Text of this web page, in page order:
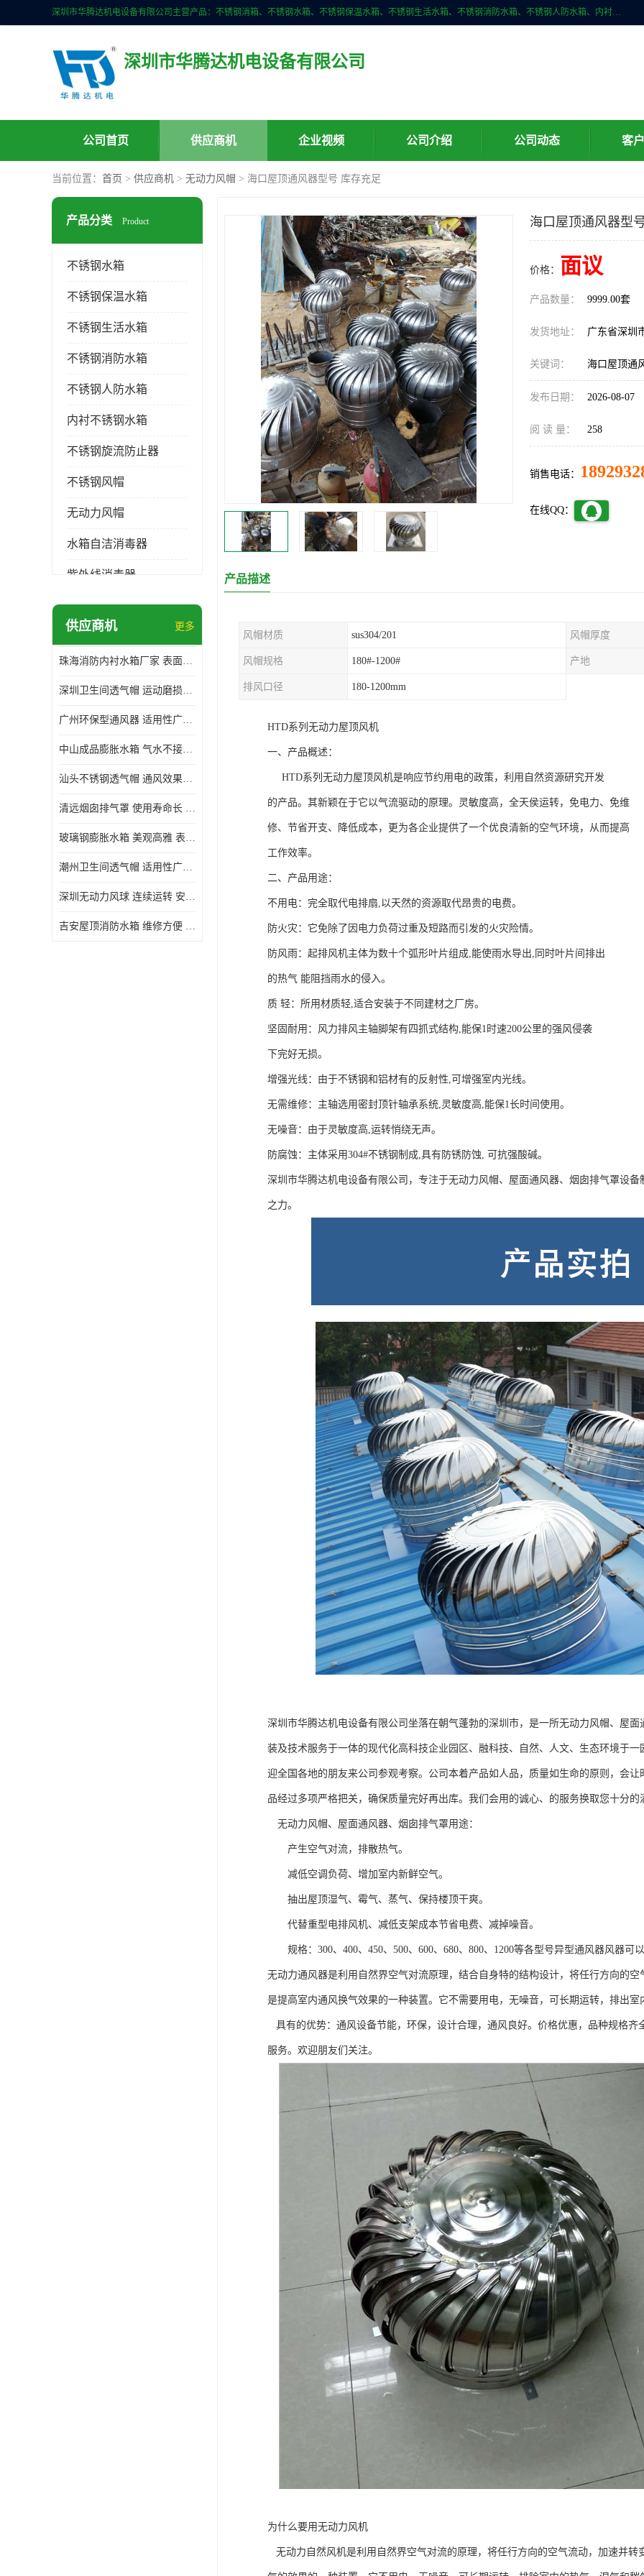
深圳市华腾达机电设备有限公司主营产品：不锈钢消箱、不锈钢水箱、不锈钢保温水箱、不锈钢生活水箱、不锈钢消防水箱、不锈钢人防水箱、内衬不锈钢水箱、膨胀水箱、不锈钢风帽、无动力风帽、水箱自洁消毒器、紫外线消毒器、不锈钢旋流防止器、组合式不锈钢水箱等。
深圳市华腾达机电设备有限公司
公司首页 供应商机 企业视频 公司介绍 公司动态 客
当前位置： 首页 > 供应商机 > 无动力风帽 > 海口屋顶通风器型号 库存充足
产品分类 Product
不锈钢水箱
不锈钢保温水箱
不锈钢生活水箱
不锈钢消防水箱
不锈钢人防水箱
内衬不锈钢水箱
不锈钢旋流防止器
不锈钢风帽
无动力风帽
水箱自洁消毒器
紫外线消毒器
膨胀水箱
生活水箱
镀锌钢板水箱
供应商机 更多
珠海消防内衬水箱厂家 表面光滑 施工设计合理
深圳卫生间透气帽 运动磨损小 重量轻 无噪音
广州环保型通风器 适用性广泛 灰尘不易附着
中山成品膨胀水箱 气水不接触 一次充气可保持长久使用
汕头不锈钢透气帽 通风效果好 无噪音 无火花
清远烟囱排气罩 使用寿命长 安装简便迅捷
玻璃钢膨胀水箱 美观高雅 表面光洁美观
潮州卫生间透气帽 适用性广泛 可以长期运行
深圳无动力风球 连续运转 安装操作简便
吉安屋顶消防水箱 维修方便 箱体钢度足
海口屋顶通风器型
价格： 面议
产品数量： 9999.00套
发货地址： 广东省深
关键词： 海口屋顶通
发布日期： 2026-08-07
阅 读 量： 258
销售电话：
在线QQ：
产品描述
风帽材质 sus304/201 风帽厚度
风帽规格 180#-1200# 产地
排风口径 180-1200mm
HTD系列无动力屋顶风机
一、产品概述：
HTD系列无动力屋顶风机是响应节约用电的政策，利用自然资源研究开发
的产品。其新颖在于它以气流驱动的原理。灵敏度高，全天侯运转，免电力、免维
修、节省开支、降低成本，更为各企业提供了一个优良清新的空气环境，从而提高
工作效率。
二、产品用途：
不用电：完全取代电排扇,以天然的资源取代昂贵的电费。
防火灾：它免除了因电力负荷过重及短路而引发的火灾险情。
防风雨：起排风机主体为数十个弧形叶片组成,能使雨水导出,同时叶片间排出
的热气 能阻挡雨水的侵入。
质 轻：所用材质轻,适合安装于不同建材之厂房。
坚固耐用：风力排风主轴脚架有四抓式结构,能保1时速200公里的强风侵袭
下完好无损。
增强光线：由于不锈钢和铝材有的反射性,可增强室内光线。
无需维修：主轴选用密封顶针轴承系统,灵敏度高,能保1长时间使用。
无噪音：由于灵敏度高,运转悄绕无声。
防腐蚀：主体采用304#不锈钢制成,具有防锈防蚀, 可抗强酸碱。
深圳市华腾达机电设备有限公司，专注于无动力风帽、屋面通风器、烟囱排气罩设
之力。
深圳市华腾达机电设备有限公司坐落在朝气蓬勃的深圳市，是一所无动力风帽、屋
装及技术服务于一体的现代化高科技企业园区、融科技、自然、人文、生态环境于
迎全国各地的朋友来公司参观考察。公司本着产品如人品，质量如生命的原则，会
品经过多项严格把关，确保质量完好再出库。我们会用的诚心、的服务换取您十分
无动力风帽、屋面通风器、烟囱排气罩用途：
产生空气对流，排散热气。
减低空调负荷、增加室内新鲜空气。
抽出屋顶湿气、霉气、蒸气、保持楼顶干爽。
代替重型电排风机、减低支架成本节省电费、减掉噪音。
规格：300、400、450、500、600、680、800、1200等各型号异型通风器风器可
无动力通风器是利用自然界空气对流原理，结合自身特的结构设计，将任行方向的
是提高室内通风换气效果的一种装置。它不需要用电，无噪音，可长期运转，排出
具有的优势：通风设备节能，环保，设计合理，通风良好。价格优惠，品种规格
服务。欢迎朋友们关注。
为什么要用无动力风机
无动力自然风机是利用自然界空气对流的原理，将任行方向的空气流动，加速并